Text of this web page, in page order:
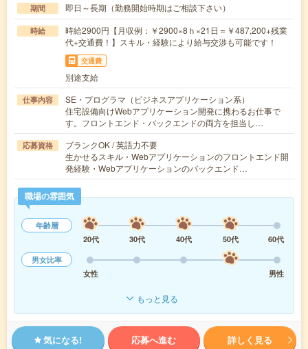
期間 即日～長期（勤務開始時期はご相談下さい）
時給
時給2900円【月収例：￥2900×8ｈ×21日＝￥487,200+残業
代+交通費！】スキル・経験により給与交渉も可能です！
交通費
別途支給
仕事内容
SE・プログラマ（ビジネスアプリケーション系）
住宅設備向けWebアプリケーション開発に携わるお仕事で
す。フロントエンド・バックエンドの両方を担当し…
応募資格
ブランクOK / 英語力不要
生かせるスキル・Webアプリケーションのフロントエンド開
発経験・Webアプリケーションのバックエンド…
職場の雰囲気
年齢層
20代
30代 40代 50代
60代
男女比率
女性
男性
もっと見る
気になる! 応募へ進む 詳しく見る